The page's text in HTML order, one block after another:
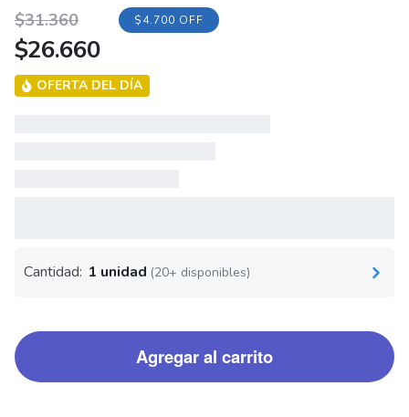
$31.360
Original
price
was:
$26.660
Current
price
is:
$4.700 OFF
OFERTA DEL DÍA
Cantidad: 1 unidad (20+ disponibles)
Agregar al carrito